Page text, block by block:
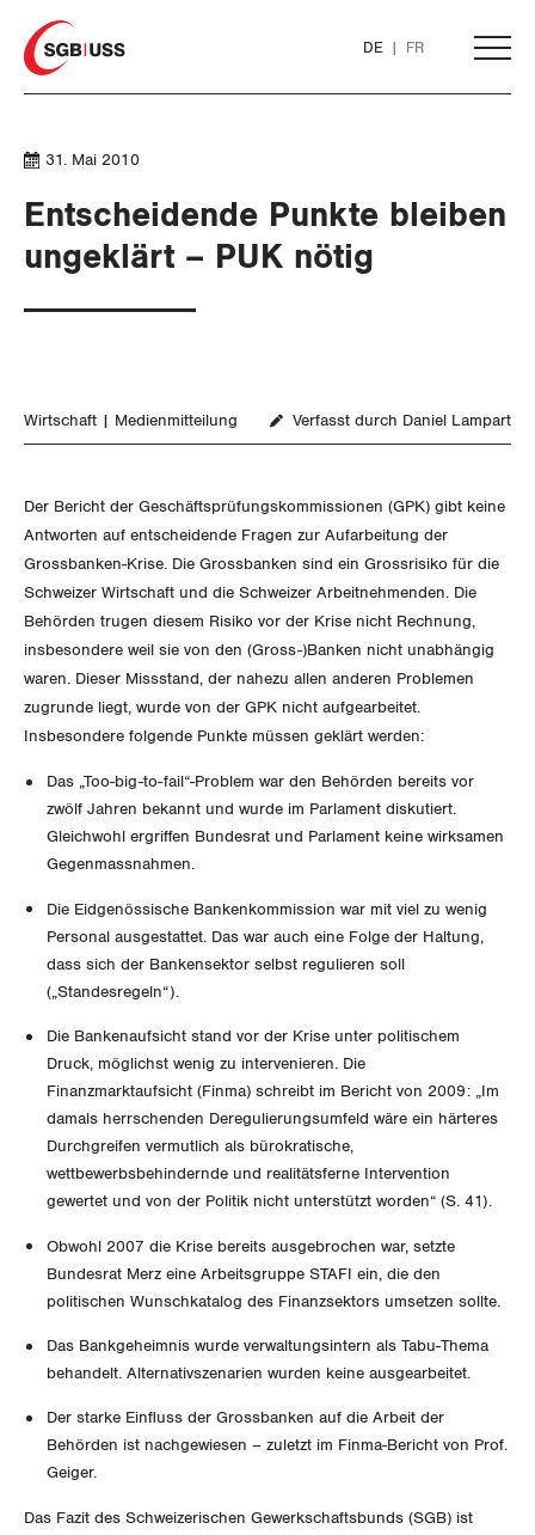
Home
DE FR
THEMEN
Flankierende Massnahmen und
Arbeitsrechte
Gewerkschaftsrechte
Arbeitssicherheit und Gesundheitsschutz
Finanzen und Steuerpolitik
Aussenwirtschaft
Verteilung
SOZIALPOLITIK
AHV
Berufliche Vorsorge
Arbeitslosenversicherung
Überbrückungsleistung
Ergänzungsleistungen
Unfallversicherung
Gesundheit
CORONA-VIRUS
SERVICE PUBLIC
Verkehr
Post
Energie und Umwelt
Kommunikation und Medien
Gleichstellung von Frauen und Männern
BILDUNG & JUGEND
MIGRATION
International
Schweiz
Landesstreik
LOHNRECHNER
WEITERBILDUNG
NEWSLETTER
BROSCHÜREN/BÜCHER
DER SGB
Präsidialausschuss
ZENTRALSEKRETARIAT
Medien
Dossier
Blog Daniel Lampart
Kontakt
31. Mai 2010
Entscheidende Punkte bleiben
ungeklärt – PUK nötig
Wirtschaft Medienmitteilung Verfasst durch Daniel Lampart
Der Bericht der Geschäftsprüfungskommissionen (GPK) gibt keine
Antworten auf entscheidende Fragen zur Aufarbeitung der
Grossbanken-Krise. Die Grossbanken sind ein Grossrisiko für die
Schweizer Wirtschaft und die Schweizer Arbeitnehmenden. Die
Behörden trugen diesem Risiko vor der Krise nicht Rechnung,
insbesondere weil sie von den (Gross-)Banken nicht unabhängig
waren. Dieser Missstand, der nahezu allen anderen Problemen
zugrunde liegt, wurde von der GPK nicht aufgearbeitet.
Insbesondere folgende Punkte müssen geklärt werden:
Das „Too-big-to-fail“-Problem war den Behörden bereits vor
zwölf Jahren bekannt und wurde im Parlament diskutiert.
Gleichwohl ergriffen Bundesrat und Parlament keine wirksamen
Gegenmassnahmen.
Die Eidgenössische Bankenkommission war mit viel zu wenig
Personal ausgestattet. Das war auch eine Folge der Haltung,
dass sich der Bankensektor selbst regulieren soll
(„Standesregeln“).
Die Bankenaufsicht stand vor der Krise unter politischem
Druck, möglichst wenig zu intervenieren. Die
Finanzmarktaufsicht (Finma) schreibt im Bericht von 2009: „Im
damals herrschenden Deregulierungsumfeld wäre ein härteres
Durchgreifen vermutlich als bürokratische,
wettbewerbsbehindernde und realitätsferne Intervention
gewertet und von der Politik nicht unterstützt worden“ (S. 41).
Obwohl 2007 die Krise bereits ausgebrochen war, setzte
Bundesrat Merz eine Arbeitsgruppe STAFI ein, die den
politischen Wunschkatalog des Finanzsektors umsetzen sollte.
Das Bankgeheimnis wurde verwaltungsintern als Tabu-Thema
behandelt. Alternativszenarien wurden keine ausgearbeitet.
Der starke Einfluss der Grossbanken auf die Arbeit der
Behörden ist nachgewiesen – zuletzt im Finma-Bericht von Prof.
Geiger.
Das Fazit des Schweizerischen Gewerkschaftsbunds (SGB) ist